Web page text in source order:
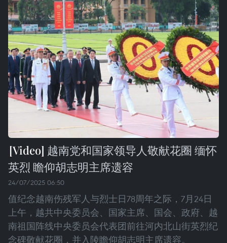
越南党和国家领导人敬献花圈 缅怀
英烈 瞻仰胡志明主席遗容
24/07/2025 06:50
值纪念越南伤残军人与烈士日78周年之际，7月24日
上午，越共中央委员会、国家主席、国会、政府、越
南祖国阵线中央委员会代表团前往河内北山街英烈纪
念碑敬献花圈，并入陵瞻仰胡志明主席遗容。